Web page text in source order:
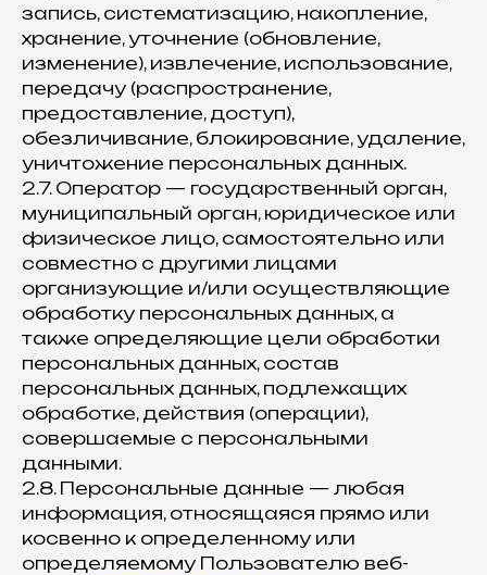
запись, систематизацию, накопление,
хранение, уточнение (обновление,
изменение), извлечение, использование,
передачу (распространение,
предоставление, доступ),
обезличивание, блокирование, удаление,
уничтожение персональных данных.
2.7. Оператор — государственный орган,
муниципальный орган, юридическое или
физическое лицо, самостоятельно или
совместно с другими лицами
организующие и/или осуществляющие
обработку персональных данных, а
также определяющие цели обработки
персональных данных, состав
персональных данных, подлежащих
обработке, действия (операции),
совершаемые с персональными
данными.
2.8. Персональные данные — любая
информация, относящаяся прямо или
косвенно к определенному или
определяемому Пользователю веб-